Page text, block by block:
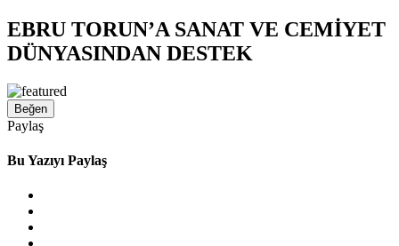
EBRU TORUN’A SANAT VE CEMİYET
DÜNYASINDAN DESTEK
Beğen
Paylaş
Bu Yazıyı Paylaş